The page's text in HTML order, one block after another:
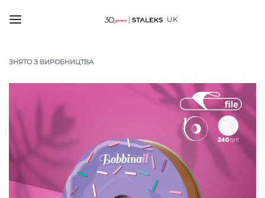
UK
ЗНЯТО З ВИРОБНИЦТВА